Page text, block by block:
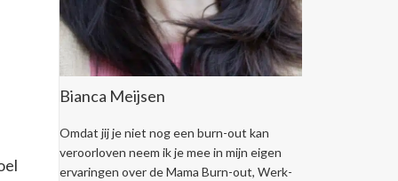
Bianca Meijsen
Omdat jij je niet nog een burn-out kan
veroorloven neem ik je mee in mijn eigen
ervaringen over de Mama Burn-out, Werk-